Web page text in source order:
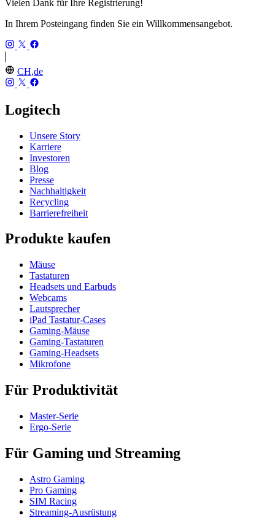
Vielen Dank für Ihre Registrierung!
In Ihrem Posteingang finden Sie ein Willkommensangebot.
CH,de
Logitech
Unsere Story
Karriere
Investoren
Blog
Presse
Nachhaltigkeit
Recycling
Barrierefreiheit
Produkte kaufen
Mäuse
Tastaturen
Headsets und Earbuds
Webcams
Lautsprecher
iPad Tastatur-Cases
Gaming-Mäuse
Gaming-Tastaturen
Gaming-Headsets
Mikrofone
Für Produktivität
Master-Serie
Ergo-Serie
Für Gaming und Streaming
Astro Gaming
Pro Gaming
SIM Racing
Streaming-Ausrüstung